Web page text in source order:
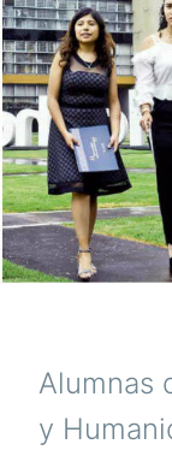
Alumnas
y